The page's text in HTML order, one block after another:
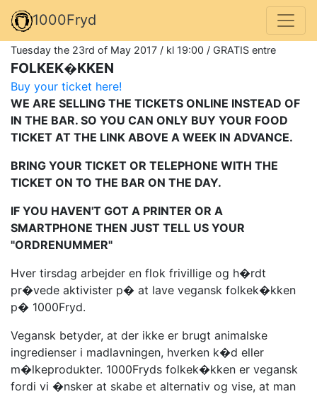
1000Fryd
Tuesday the 23rd of May 2017 / kl 19:00 / GRATIS entre
FOLKEK�KKEN
Buy your ticket here!
WE ARE SELLING THE TICKETS ONLINE INSTEAD OF
IN THE BAR. SO YOU CAN ONLY BUY YOUR FOOD
TICKET AT THE LINK ABOVE A WEEK IN ADVANCE.
BRING YOUR TICKET OR TELEPHONE WITH THE
TICKET ON TO THE BAR ON THE DAY.
IF YOU HAVEN'T GOT A PRINTER OR A
SMARTPHONE THEN JUST TELL US YOUR
"ORDRENUMMER"
Hver tirsdag arbejder en flok frivillige og h�rdt
pr�vede aktivister p� at lave vegansk folkek�kken
p� 1000Fryd.
Vegansk betyder, at der ikke er brugt animalske
ingredienser i madlavningen, hverken k�d eller
m�lkeprodukter. 1000Fryds folkek�kken er vegansk
fordi vi �nsker at skabe et alternativ og vise, at man